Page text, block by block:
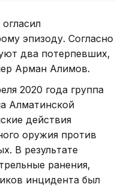
эпизоду. Согласно
два потерпевших,
Арман Алимов.
2020 года группа
Алматинской
действия
оружия против
В результате
ранения,
инцидента был